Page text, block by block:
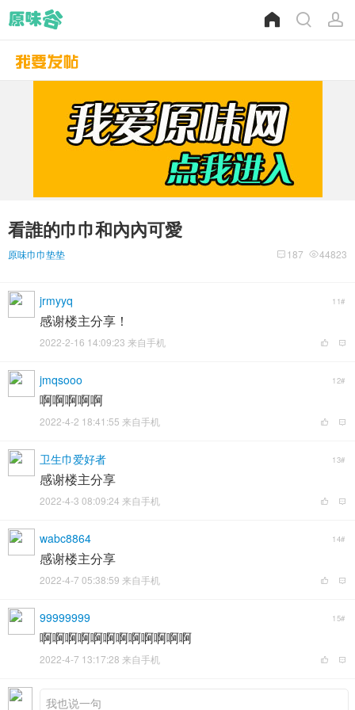
看誰的巾巾和內內可愛
原味巾巾垫垫 44823
187
jrmyyq 11#
感谢楼主分享！
2022-2-16 14:09:23 来自手机
jmqsooo 12#
啊啊啊啊啊
2022-4-2 18:41:55 来自手机
卫生巾爱好者 13#
感谢楼主分享
2022-4-3 08:09:24 来自手机
wabc8864 14#
感谢楼主分享
2022-4-7 05:38:59 来自手机
99999999 15#
啊啊啊啊啊啊啊啊啊啊啊啊
2022-4-7 13:17:28 来自手机